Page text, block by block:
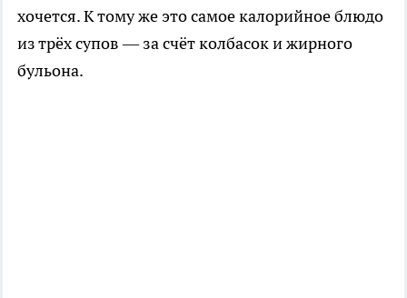
хочется. К тому же это самое калорийное блюдо
из трёх супов — за счёт колбасок и жирного
бульона.